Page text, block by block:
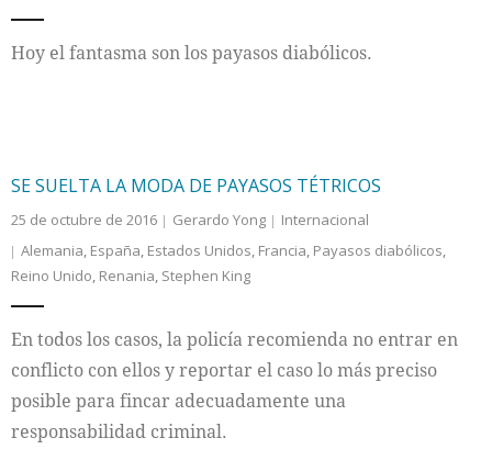
Hoy el fantasma son los payasos diabólicos.
SE SUELTA LA MODA DE PAYASOS TÉTRICOS
25 de octubre de 2016 Gerardo Yong
Internacional
Alemania, España, Estados Unidos, Francia, Payasos diabólicos,
Reino Unido, Renania, Stephen King
En todos los casos, la policía recomienda no entrar en
conflicto con ellos y reportar el caso lo más preciso
posible para fincar adecuadamente una
responsabilidad criminal.